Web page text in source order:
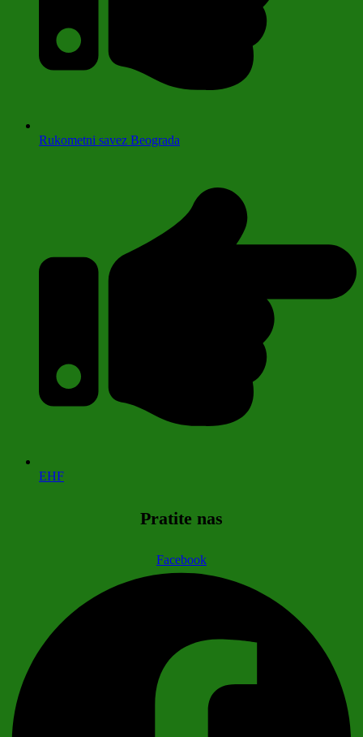
Rukometni savez Beograda
EHF
Pratite nas
Facebook